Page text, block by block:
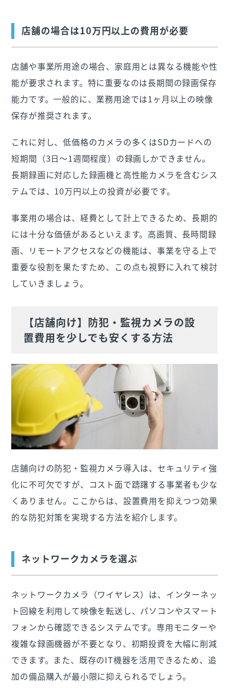
店舗の場合は10万円以上の費用が必要
店舗や事業所用途の場合、家庭用とは異なる機能や性
能が要求されます。特に重要なのは長期間の録画保存
能力です。一般的に、業務用途では1ヶ月以上の映像
保存が推奨されます。
これに対し、低価格のカメラの多くはSDカードへの
短期間（3日〜1週間程度）の録画しかできません。
長期録画に対応した録画機と高性能カメラを含むシス
テムでは、10万円以上の投資が必要です。
事業用の場合は、経費として計上できるため、長期的
には十分な価値があるといえます。高画質、長時間録
画、リモートアクセスなどの機能は、事業を守る上で
重要な役割を果たすため、この点も視野に入れて検討
していきましょう。
【店舗向け】防犯・監視カメラの設
置費用を少しでも安くする方法
店舗向けの防犯・監視カメラ導入は、セキュリティ強
化に不可欠ですが、コスト面で躊躇する事業者も少な
くありません。ここからは、設置費用を抑えつつ効果
的な防犯対策を実現する方法を紹介します。
ネットワークカメラを選ぶ
ネットワークカメラ（​​ワイヤレス）は、インターネッ
ト回線を利用して映像を転送し、パソコンやスマート
フォンから確認できるシステムです。専用モニターや
複雑な録画機器が不要となり、初期投資を大幅に削減
できます。また、既存のIT機器を活用できるため、追
加の備品購入が最小限に抑えられるでしょう。